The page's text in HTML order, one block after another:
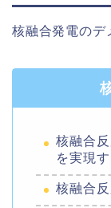
核融合発電のデ
核融合
を実現
核融合